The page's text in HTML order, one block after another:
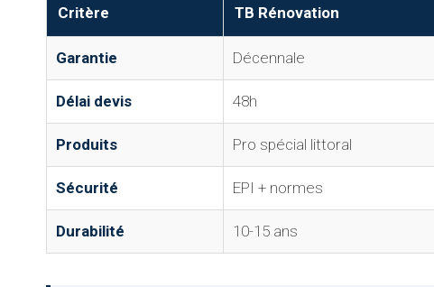
Critère TB Rénovation
Garantie Décennale
Délai devis 48h
Produits Pro spécial littoral
Sécurité EPI + normes
Durabilité 10-15 ans